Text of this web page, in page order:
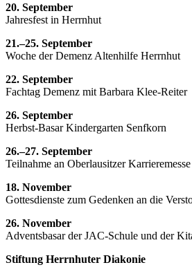
20. September
Jahresfest in Herrnhut
21.–25. September
Woche der Demenz Altenhilfe Herrnhut
22. September
Fachtag Demenz mit Barbara Klee-Reiter
26. September
Herbst-Basar Kindergarten Senfkorn
26.–27. September
Teilnahme an Oberlausitzer Karrieremesse
18. November
Gottesdienste zum Gedenken an die
26. November
Adventsbasar der JAC-Schule und der
Stiftung Herrnhuter Diakonie